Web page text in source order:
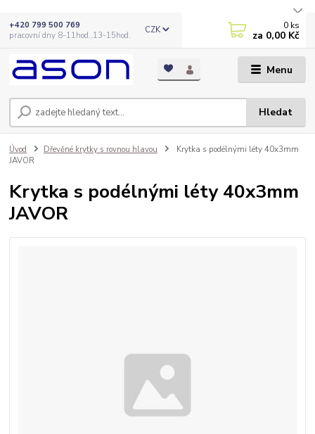
Menu
CZK
Hledat
+420 799 500 769
pracovní dny 8-11hod.,13-15hod.
0 ks
za 0,00 Kč
Úvod Dřevěné krytky s rovnou hlavou
Krytka s podélnými léty 40x3mm
JAVOR
Krytka s podélnými léty 40x3mm
JAVOR